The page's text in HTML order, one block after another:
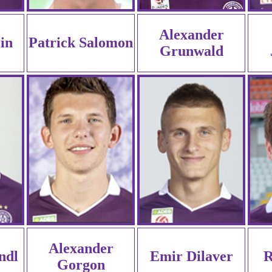
Patrick Salomon
Alexander
Grunwald
Alexander
Gorgon
Emir Dilaver